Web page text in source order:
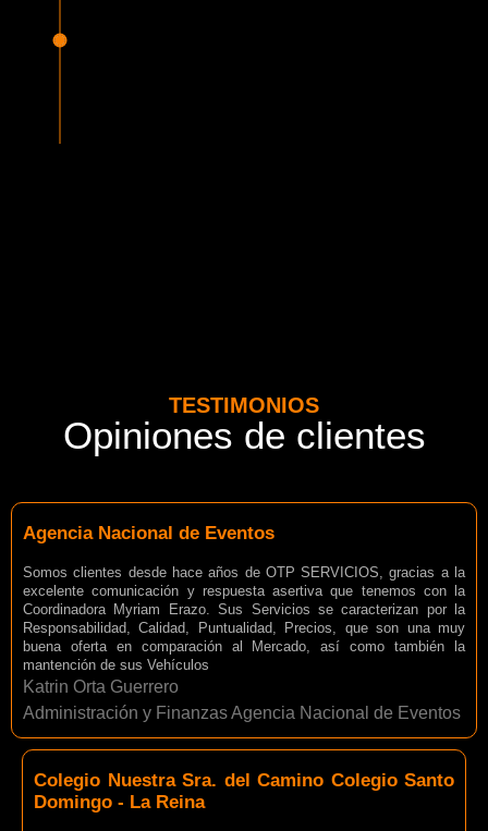
TESTIMONIOS
Opiniones de clientes
Agencia Nacional de Eventos
Somos clientes desde hace años de OTP SERVICIOS, gracias a la
excelente comunicación y respuesta asertiva que tenemos con la
Coordinadora Myriam Erazo. Sus Servicios se caracterizan por la
Responsabilidad, Calidad, Puntualidad, Precios, que son una muy
buena oferta en comparación al Mercado, así como también la
mantención de sus Vehículos
Katrin Orta Guerrero
Administración y Finanzas Agencia Nacional de Eventos
Colegio Nuestra Sra. del Camino Colegio Santo
Domingo - La Reina